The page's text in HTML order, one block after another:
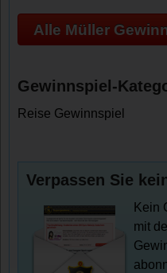
Alle Müller
Gewinnspiel-
Reise Gewinnspiel
Verpassen Sie
Kein
mit